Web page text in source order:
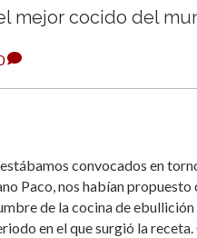
mejor cocido del
convocados en
Paco, nos habían
de la cocina de ebullición
en el que surgió la